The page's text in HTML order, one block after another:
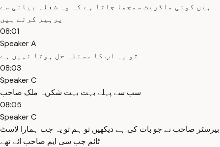
ہیں کوئی ماڈریٹ سمجھا جاتا ہے کہ وہ شعلہ بیانی سے
پرہیز کرتے ہیں
08:01
Speaker A
تو یہ اپ کا مسئلہ حل ہوتا نہیں ہے
08:03
Speaker C
سب سے پہلے بہت بہت شکریہ ملک صاحب
08:05
Speaker C
بیرسٹر صاحب نے جو بات کی ہے دیکھیں تو ہم تو یہ جب ہمارا لاسٹ
ٹائم جب سی ایم صاحب ائے تھے